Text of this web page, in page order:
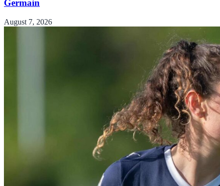
Germain
August 7, 2026